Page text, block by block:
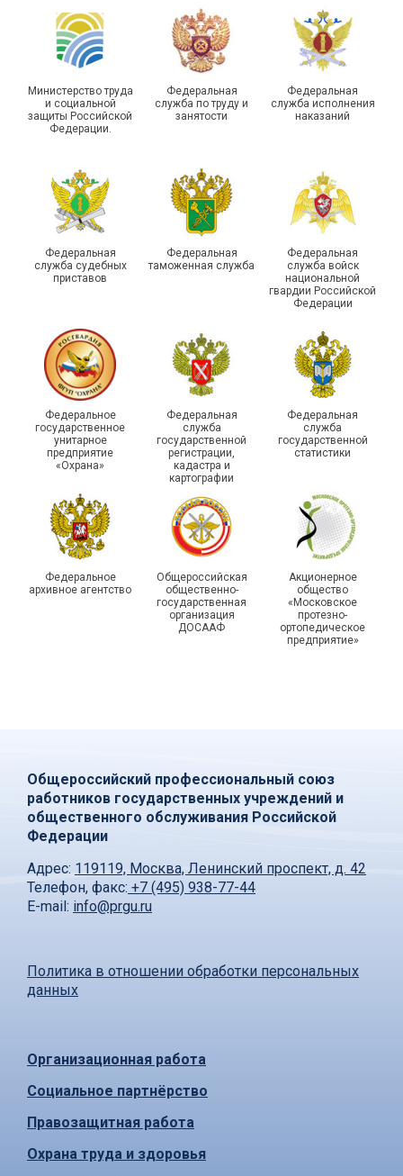
туристическом слете
Республике Саха (Якутия)
Храбрым детям – добрые
подарки
Адыгейской организации
Профсоюза подвел итоги
работы и наметил новые
векторы развития
Члены Новосибирской
организации Профсоюза
приняли участие в
молодежном форуме
«Профсоюзная миссия –
2026»
Выпускники школы
молодого профлидера в
Самаре получили
дипломы
Министерство труда
и социальной
защиты Российской
Федерации.
Федеральная
служба по труду и
занятости
Федеральная
служба исполнения
наказаний
Федеральная
служба судебных
приставов
Федеральная
таможенная служба
Федеральная
служба войск
национальной
гвардии Российской
Федерации
Федеральное
государственное
унитарное
предприятие
«Охрана»
Федеральная
служба
государственной
регистрации,
кадастра и
картографии
Федеральная
служба
государственной
статистики
Федеральное
архивное агентство
Общероссийская
общественно-
государственная
организация
ДОСААФ
Акционерное
общество
«Московское
протезно-
ортопедическое
предприятие»
Общероссийский профессиональный союз
работников государственных учреждений и
общественного обслуживания Российской
Федерации
Адрес: 119119, Москва, Ленинский проспект, д. 42
Телефон, факс: +7 (495) 938-77-44
E-mail: info@prgu.ru
Политика в отношении обработки персональных
данных
Организационная работа
Социальное партнёрство
Правозащитная работа
Охрана труда и здоровья